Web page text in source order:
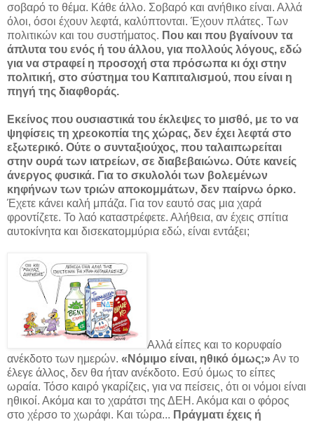
σοβαρό το θέμα. Κάθε άλλο. Σοβαρό και ανήθικο είναι. Αλλά
όλοι, όσοι έχουν λεφτά, καλύπτονται. Έχουν πλάτες. Των
πολιτικών και του συστήματος. Που και που βγαίνουν τα
άπλυτα του ενός ή του άλλου, για πολλούς λόγους, εδώ
για να στραφεί η προσοχή στα πρόσωπα κι όχι στην
πολιτική, στο σύστημα του Καπιταλισμού, που είναι η
πηγή της διαφθοράς.
Εκείνος που ουσιαστικά του έκλεψες το μισθό, με το να
ψηφίσεις τη χρεοκοπία της χώρας, δεν έχει λεφτά στο
εξωτερικό. Ούτε ο συνταξιούχος, που ταλαιπωρείται
στην ουρά των ιατρείων, σε διαβεβαιώνω. Ούτε κανείς
άνεργος φυσικά. Για το σκυλολόι των βολεμένων
κηφήνων των τριών αποκομμάτων, δεν παίρνω όρκο.
Έχετε κάνει καλή μπάζα. Για τον εαυτό σας μια χαρά
φροντίζετε. Το λαό καταστρέφετε. Αλήθεια, αν έχεις σπίτια
αυτοκίνητα και δισεκατομμύρια εδώ, είναι εντάξει;
Αλλά είπες και το κορυφαίο
ανέκδοτο των ημερών. «Νόμιμο είναι, ηθικό όμως;»Αν το
έλεγε άλλος, δεν θα ήταν ανέκδοτο. Εσύ όμως το είπες
ωραία. Τόσο καιρό γκαρίζεις, για να πείσεις, ότι οι νόμοι είναι
ηθικοί. Ακόμα και το χαράτσι της ΔΕΗ. Ακόμα και ο φόρος
στο χέρσο το χωράφι. Και τώρα... Πράγματι έχεις ή